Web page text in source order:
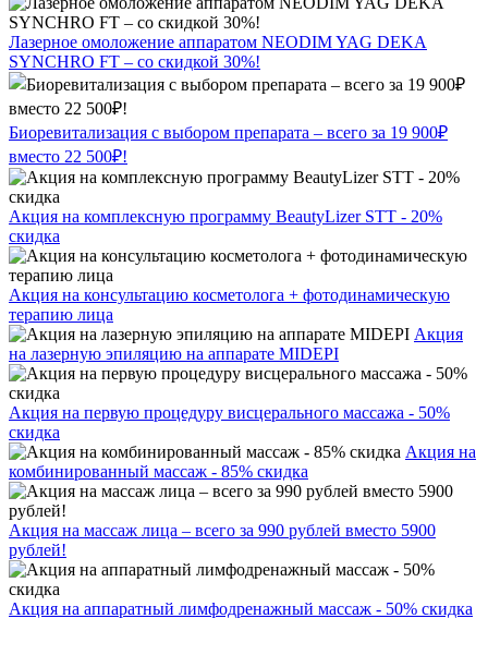
Лазерное омоложение аппаратом NEODIM YAG DEKA
SYNCHRO FT – со скидкой 30%!
Биоревитализация с выбором препарата – всего за 19 900₽
вместо 22 500₽!
Акция на комплексную программу BeautyLizer STT - 20%
скидка
Акция на консультацию косметолога + фотодинамическую
терапию лица
Акция
на лазерную эпиляцию на аппарате MIDEPI
Акция на первую процедуру висцерального массажа - 50%
скидка
Акция на
комбинированный массаж - 85% скидка
Акция на массаж лица – всего за 990 рублей вместо 5900
рублей!
Акция на аппаратный лимфодренажный массаж - 50% скидка